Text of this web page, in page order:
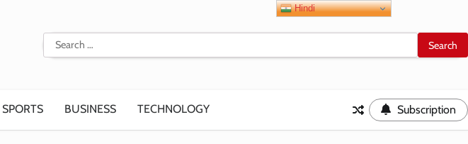
Search
for:
SPORTS BUSINESS TECHNOLOGY Subscription
Hindi